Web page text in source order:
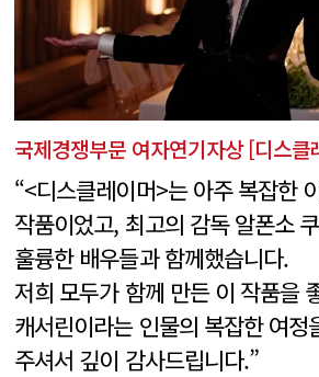
국제경쟁부문 여자연기자상 [디스클
“<디스클레이머>는 아주 복잡한
작품이었고, 최고의 감독 알폰소
훌륭한 배우들과 함께했습니다.
저희 모두가 함께 만든 이 작품을
캐서린이라는 인물의 복잡한 여정
주셔서 깊이 감사드립니다.”